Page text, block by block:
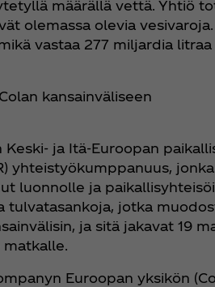
määrällä vettä. Yhtiö
olemassa olevia
vastaa 277 miljardia litraa
kansainväliseen
ja Itä-Euroopan
yhteistyökumppanuus, jonka
luonnolle ja
tulvatasankoja, jotka
ja sitä jakavat 19
Euroopan yksikön